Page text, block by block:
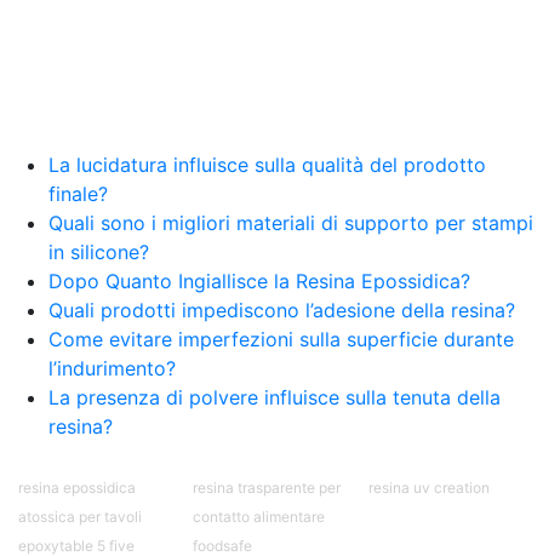
bicomponente plastica Bicomponente
trasparente Pasta bicomponente per metalli
Epossidica bicomponente Bicomponente
epossidico Colle bicomponenti Epossidica
significato Epossidico significato Polietilene telo
Smalto epossidico Colla epossidica legno Colla
epossidica per plastica Collanti epossidici Colla
bicomponente per plastica Cariche per Epossidici
Cariche Epossidiche Adesivo bicomponente
epossidico Colla bicomponente epossidica
Pavimento epossidico Acquista Glitter Epossidico
Applicazioni di Epossidici Colle epossidiche
bicomponente Malta epossidica Colla
bicomponente Pavimento epossidico pro e
contro Epossidica Colla epossidica plastica See
La lucidatura influisce sulla qualità del prodotto
finale?
Quali sono i migliori materiali di supporto per stampi
in silicone?
Dopo Quanto Ingiallisce la Resina Epossidica?
Quali prodotti impediscono l’adesione della resina?
Come evitare imperfezioni sulla superficie durante
l’indurimento?
La presenza di polvere influisce sulla tenuta della
resina?
resina epossidica
atossica per tavoli
epoxytable 5 five
resina trasparente per
contatto alimentare
foodsafe
resina uv creation